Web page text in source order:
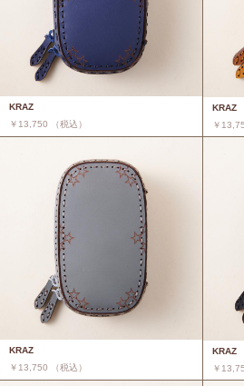
KRAZ
￥13,750 （税込）
KRAZ
￥
KRAZ
￥13,750 （税込）
KRAZ
￥